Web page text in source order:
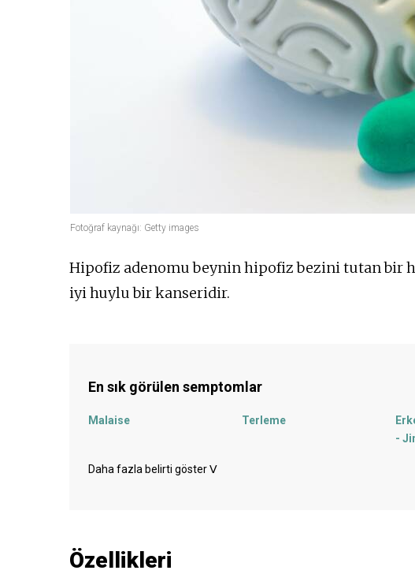
Fotoğraf kaynağı: Getty images
Hipofiz adenomu beynin hipofiz bezini tutan bir
iyi huylu bir kanseridir.
En sık görülen semptomlar
Malaise Terleme
-
Strie
Görme yetisinde bozulma
Daha fazla belirti gösterᐯ
Özellikleri